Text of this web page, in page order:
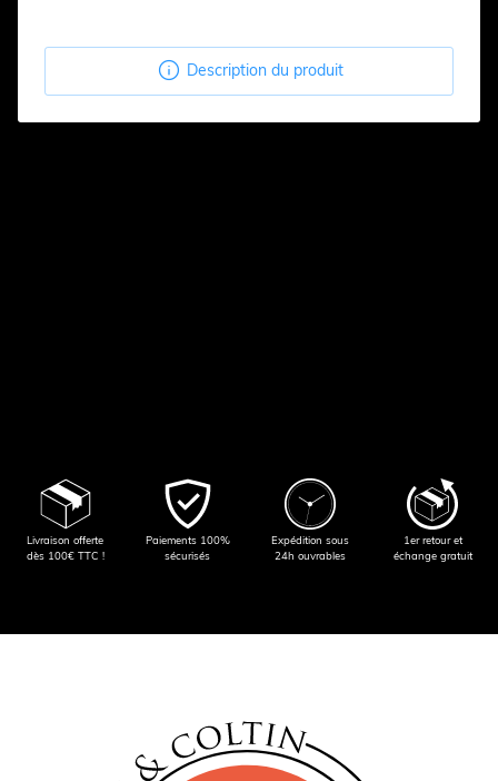
 Description du produit
Livraison offerte
dès 100€ TTC !
Paiements 100%
sécurisés
Expédition sous
24h ouvrables
1er retour et
échange gratuit